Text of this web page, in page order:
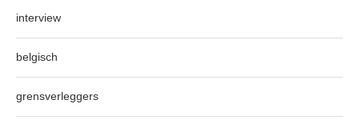
interview
belgisch
grensverleggers